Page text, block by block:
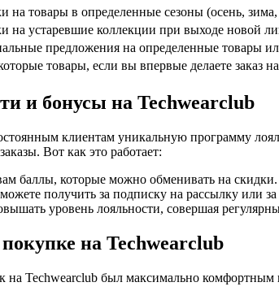
на товары в определенные сезоны (осень, зима,
на устаревшие коллекции при выходе новой
предложения на определенные товары
товары, если вы впервые делаете заказ
и бонусы на Techwearclub
клиентам уникальную программу
Вот как это работает:
баллы, которые можно обменивать на скидки.
получить за подписку на рассылку или за
уровень лояльности, совершая
на Techwearclub
на Techwearclub был максимально